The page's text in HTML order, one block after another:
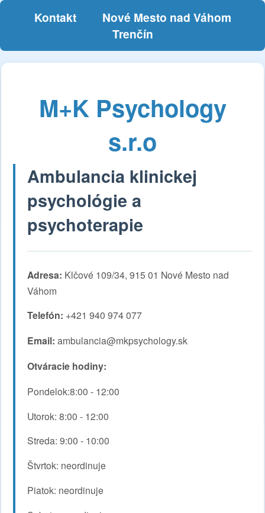
Kontakt
Nové Mesto nad Váhom
Trenčín
M+K Psychology
s.r.o
Ambulancia klinickej
psychológie a
psychoterapie
Adresa: Klčové 109/34, 915 01 Nové Mesto nad
Váhom
Telefón: +421 940 974 077
Email: ambulancia@mkpsychology.sk
Otváracie hodiny:
Pondelok:8:00 - 12:00
Utorok: 8:00 - 12:00
Streda: 9:00 - 10:00
Štvrtok: neordinuje
Piatok: neordinuje